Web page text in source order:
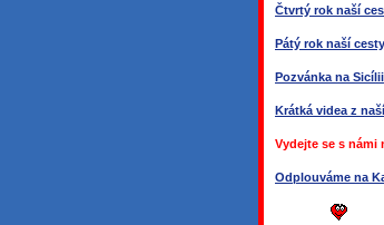
Čtvrtý rok naší
Pátý rok naší
Pozvánka na Sicílii
Krátká videa z
Vydejte se s námi
Odplouváme na